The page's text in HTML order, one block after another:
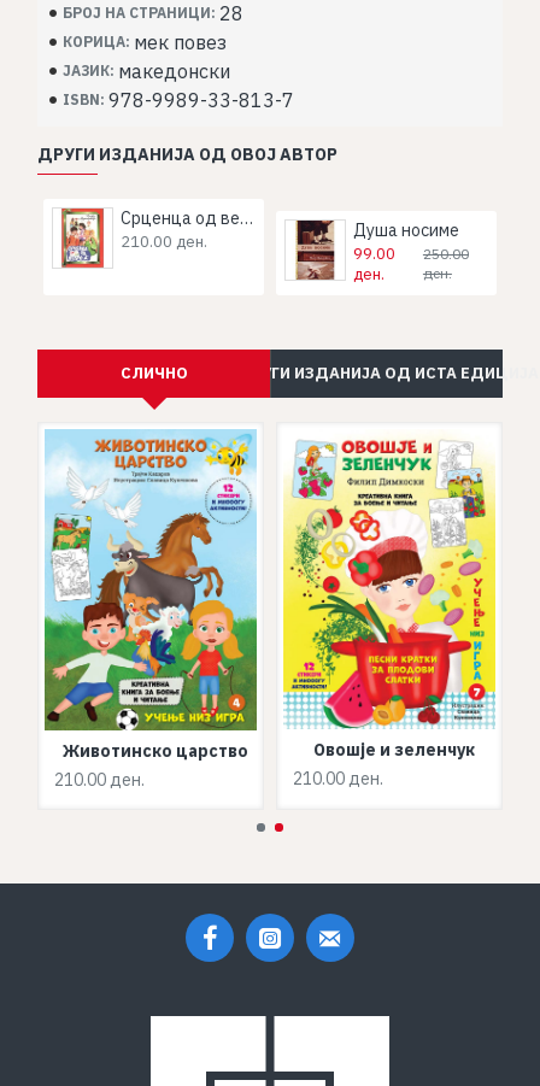
БРОЈ НА СТРАНИЦИ: 28
КОРИЦА: мек повез
ЈАЗИК: македонски
ISBN: 978-9989-33-813-7
ДРУГИ ИЗДАНИЈА ОД ОВОЈ АВТОР
Срценца од ведро “а”
210.00 ден.
Душа носиме
99.00
ден.
250.00
ден.
СЛИЧНО ДРУГИ ИЗДАНИЈА ОД ИСТА ЕДИЦИЈА
Животинско царство
210.00 ден.
Овошје и зеленчук
210.00 ден.